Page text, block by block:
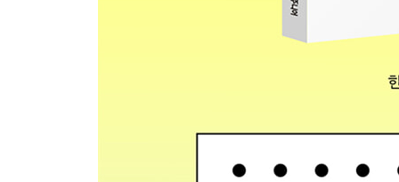
도전! 미션 해결! 올바른 언어생활에 대한 애니메이
투닝과 망고툰 부록
수업에 투닝 & 망고툰 활용하기